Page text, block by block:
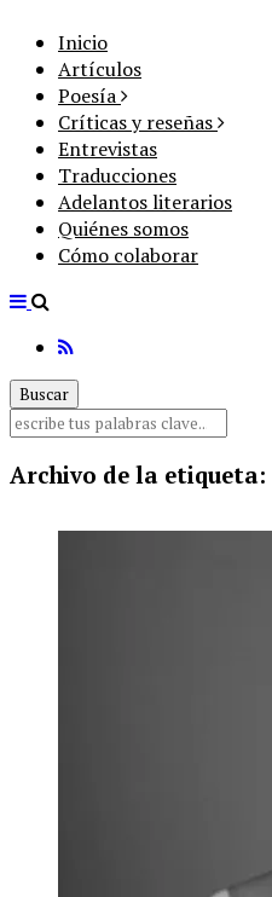
Inicio
Artículos
Poesía
Críticas y reseñas
Entrevistas
Traducciones
Adelantos literarios
Quiénes somos
Cómo colaborar
Archivo de la etiqueta: